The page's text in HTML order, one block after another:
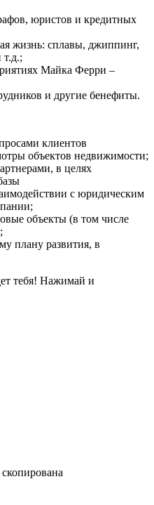
юристов и кредитных
жизнь: сплавы, джиппинг,
т.д.;
Майка Ферри –
и другие бенефиты.
клиентов
объектов недвижимости;
в целях
с юридическим
объекты (в том числе
плану развития, в
тебя! Нажимай и